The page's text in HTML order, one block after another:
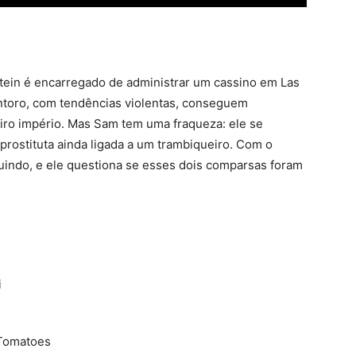
é encarregado de administrar um cassino em Las
com tendências violentas, conseguem
império. Mas Sam tem uma fraqueza: ele se
ainda ligada a um trambiqueiro. Com o
e ele questiona se esses dois comparsas foram